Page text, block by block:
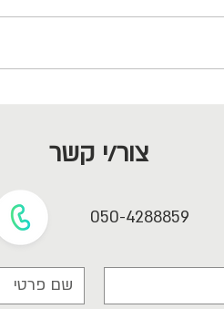
למה הם לא מקשיבים לי?
צור/י קשר
050-4288859